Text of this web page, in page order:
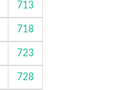
713
718
723
728